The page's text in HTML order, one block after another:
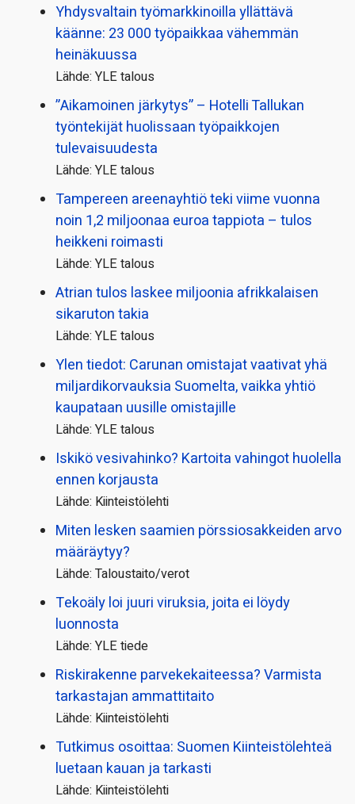
Yhdysvaltain työmarkkinoilla yllättävä
käänne: 23 000 työpaikkaa vähemmän
heinäkuussa
Lähde: YLE talous
”Aikamoinen järkytys” – Hotelli Tallukan
työntekijät huolissaan työpaikkojen
tulevaisuudesta
Lähde: YLE talous
Tampereen areenayhtiö teki viime vuonna
noin 1,2 miljoonaa euroa tappiota – tulos
heikkeni roimasti
Lähde: YLE talous
Atrian tulos laskee miljoonia afrikkalaisen
sikaruton takia
Lähde: YLE talous
Ylen tiedot: Carunan omistajat vaativat yhä
miljardi­korvauksia Suomelta, vaikka yhtiö
kaupataan uusille omistajille
Lähde: YLE talous
Iskikö vesivahinko? Kartoita vahingot huolella
ennen korjausta
Lähde: Kiinteistölehti
Miten lesken saamien pörssi­osakkeiden arvo
määräytyy?
Lähde: Taloustaito/verot
Tekoäly loi juuri viruksia, joita ei löydy
luonnosta
Lähde: YLE tiede
Riskirakenne parvekekaiteessa? Varmista
tarkastajan ammattitaito
Lähde: Kiinteistölehti
Tutkimus osoittaa: Suomen Kiinteistölehteä
luetaan kauan ja tarkasti
Lähde: Kiinteistölehti